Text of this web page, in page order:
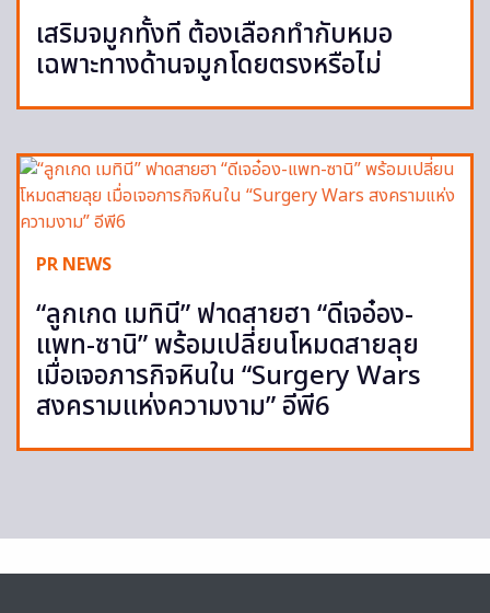
เสริมจมูกทั้งที ต้องเลือกทำกับหมอ
เฉพาะทางด้านจมูกโดยตรงหรือไม่
PR NEWS
“ลูกเกด เมทินี” ฟาดสายฮา “ดีเจอ๋อง-
แพท-ซานิ” พร้อมเปลี่ยนโหมดสายลุย
เมื่อเจอภารกิจหินใน “Surgery Wars
สงครามแห่งความงาม” อีพี6